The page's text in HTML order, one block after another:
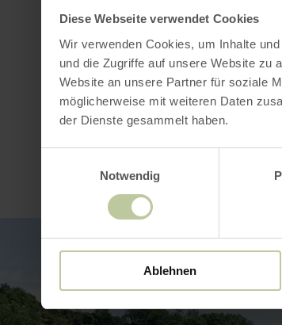
Diese Webseite verwendet Cookies
Wir verwenden Cookies, um Inhalte
und die Zugriffe auf unsere Website zu
Website an unsere Partner für soziale
möglicherweise mit weiteren Daten
der Dienste gesammelt haben.
Notwendig
Ablehnen
Opening